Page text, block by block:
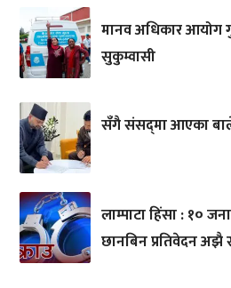
मानव अधिकार आयोग
सुकुम्वासी
सँगै संसद्‌मा आएका
लाम्पाटा हिंसा : १०
छानबिन प्रतिवेदन अझै